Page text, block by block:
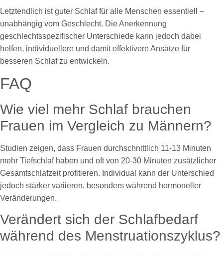
Letztendlich ist guter Schlaf für alle Menschen essentiell –
unabhängig vom Geschlecht. Die Anerkennung
geschlechtsspezifischer Unterschiede kann jedoch dabei
helfen, individuellere und damit effektivere Ansätze für
besseren Schlaf zu entwickeln.
FAQ
Wie viel mehr Schlaf brauchen
Frauen im Vergleich zu Männern?
Studien zeigen, dass Frauen durchschnittlich 11-13 Minuten
mehr Tiefschlaf haben und oft von 20-30 Minuten zusätzlicher
Gesamtschlafzeit profitieren. Individual kann der Unterschied
jedoch stärker variieren, besonders während hormoneller
Veränderungen.
Verändert sich der Schlafbedarf
während des Menstruationszyklus?